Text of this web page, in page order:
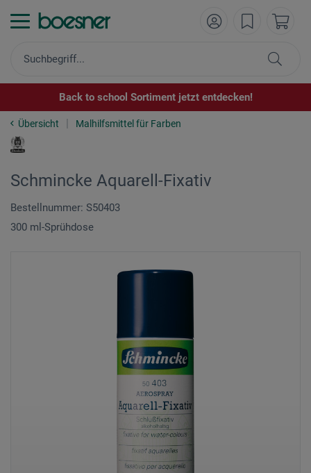
Back to school Sortiment jetzt entdecken!
Übersicht Malhilfsmittel für Farben
Schmincke Aquarell-Fixativ
Bestellnummer: S50403
300 ml-Sprühdose